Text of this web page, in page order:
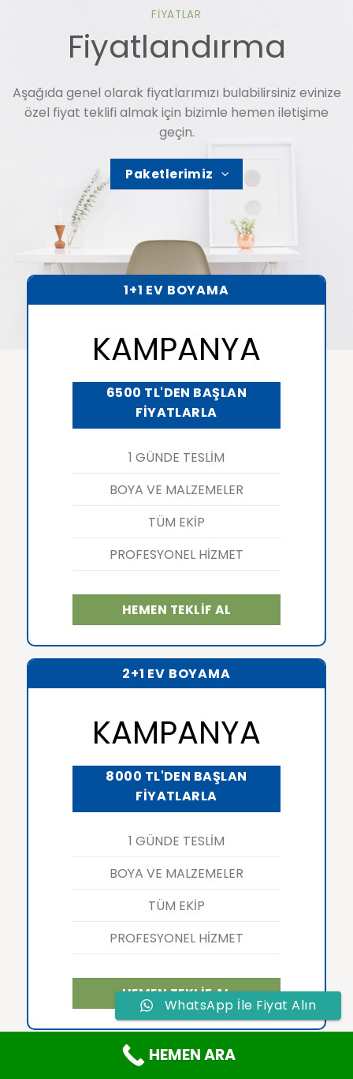
FIYATLAR
Fiyatlandırma
Aşağıda genel olarak fiyatlarımızı bulabilirsiniz evinize
özel fiyat teklifi almak için bizimle hemen iletişime
geçin.
Paketlerimiz
1+1 EV BOYAMA
KAMPANYA
6500 TL'DEN BAŞLAN
FİYATLARLA
1 GÜNDE TESLİM
BOYA VE MALZEMELER
TÜM EKİP
PROFESYONEL HİZMET
HEMEN TEKLİF AL
2+1 EV BOYAMA
KAMPANYA
8000 TL'DEN BAŞLAN
FİYATLARLA
1 GÜNDE TESLİM
BOYA VE MALZEMELER
TÜM EKİP
PROFESYONEL HİZMET
HEMEN TEKLİF AL
3+1 EV BOYAMA
WhatsApp İle Fiyat Alın
HEMEN ARA